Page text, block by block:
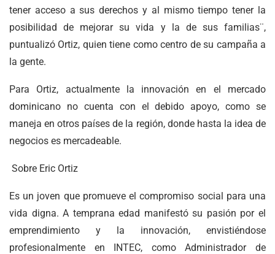
tener acceso a sus derechos y al mismo tiempo tener la
posibilidad de mejorar su vida y la de sus familias¨,
puntualizó Ortiz, quien tiene como centro de su campaña a
la gente.
Para Ortiz, actualmente la innovación en el mercado
dominicano no cuenta con el debido apoyo, como se
maneja en otros países de la región, donde hasta la idea de
negocios es mercadeable.
Sobre Eric Ortiz
Es un joven que promueve el compromiso social para una
vida digna. A temprana edad manifestó su pasión por el
emprendimiento y la innovación, envistiéndose
profesionalmente en INTEC, como Administrador de